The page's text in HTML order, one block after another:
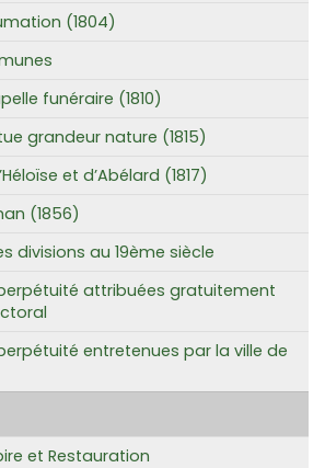
(1804)
funéraire (1810)
grandeur nature (1815)
et d’Abélard (1817)
(1856)
divisions au 19ème siècle
attribuées gratuitement
entretenues par la ville de
et Restauration